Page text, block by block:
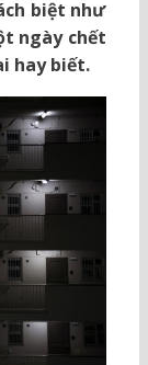
biệt như
ngày chết
hay biết.